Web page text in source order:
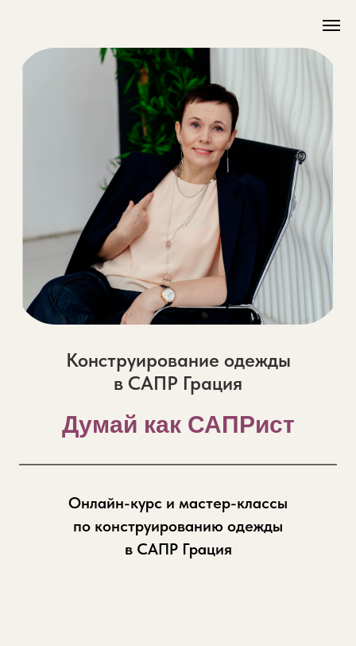
Конструирование одежды
в САПР Грация
Думай как САПРист
Онлайн-курс и мастер-классы
по конструированию одежды
в САПР Грация